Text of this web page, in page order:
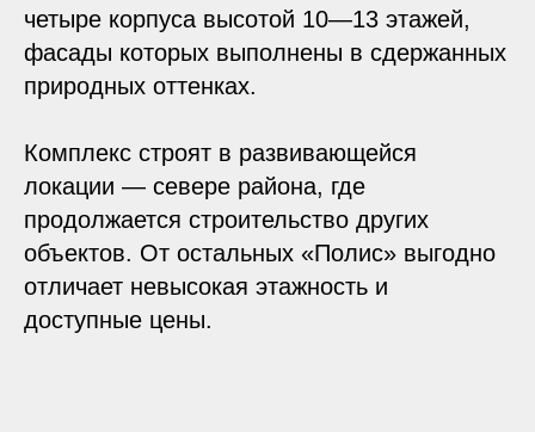
четыре корпуса высотой 10—13 этажей,
фасады которых выполнены в сдержанных
природных оттенках.
Комплекс строят в развивающейся
локации — севере района, где
продолжается строительство других
объектов. От остальных «Полис» выгодно
отличает невысокая этажность и
доступные цены.